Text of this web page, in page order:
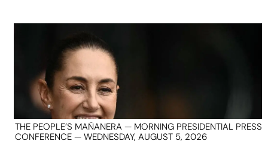
THE PEOPLE’S MAÑANERA — MORNING PRESIDENTIAL PRESS
CONFERENCE — WEDNESDAY, AUGUST 5, 2026